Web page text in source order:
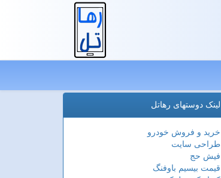
لینک دوستهای رهاتل
خرید و فروش خودرو
طراحی سایت
فیش حج
قیمت بیسیم باوفنگ